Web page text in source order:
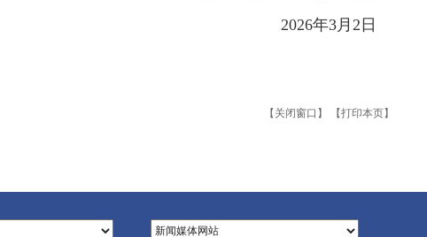
2026年3月2日
【关闭窗口】
【打印本页】